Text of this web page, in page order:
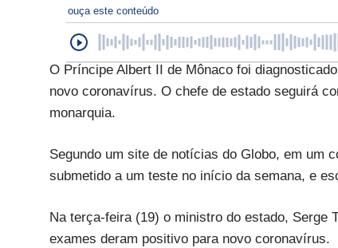
ouça este conteúdo
O Príncipe Albert II de Mônaco foi
novo coronavírus. O chefe de estado seguirá
monarquia.
Segundo um site de notícias do Globo, em um
submetido a um teste no início da semana, e
Na terça-feira (19) o ministro do estado, Serge
exames deram positivo para novo coronavírus.